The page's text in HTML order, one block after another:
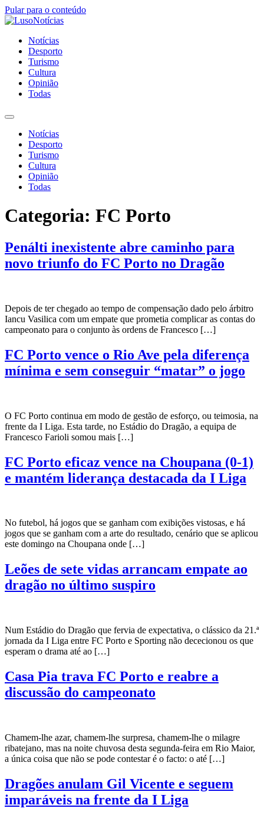
Pular para o conteúdo
Notícias
Desporto
Turismo
Cultura
Opinião
Todas
Notícias
Desporto
Turismo
Cultura
Opinião
Todas
Categoria: FC Porto
Penálti inexistente abre caminho para
novo triunfo do FC Porto no Dragão
Depois de ter chegado ao tempo de compensação dado pelo árbitro
Iancu Vasilica com um empate que prometia complicar as contas do
campeonato para o conjunto às ordens de Francesco […]
FC Porto vence o Rio Ave pela diferença
mínima e sem conseguir “matar” o jogo
O FC Porto continua em modo de gestão de esforço, ou teimosia, na
frente da I Liga. Esta tarde, no Estádio do Dragão, a equipa de
Francesco Farioli somou mais […]
FC Porto eficaz vence na Choupana (0-1)
e mantém liderança destacada da I Liga
No futebol, há jogos que se ganham com exibições vistosas, e há
jogos que se ganham com a arte do resultado, cenário que se aplicou
este domingo na Choupana onde […]
Leões de sete vidas arrancam empate ao
dragão no último suspiro
Num Estádio do Dragão que fervia de expectativa, o clássico da 21.ª
jornada da I Liga entre FC Porto e Sporting não dececionou os que
esperam o drama até ao […]
Casa Pia trava FC Porto e reabre a
discussão do campeonato
Chamem-lhe azar, chamem-lhe surpresa, chamem-lhe o milagre
ribatejano, mas na noite chuvosa desta segunda-feira em Rio Maior,
a única coisa que não se pode contestar é o facto: o até […]
Dragões anulam Gil Vicente e seguem
imparáveis na frente da I Liga